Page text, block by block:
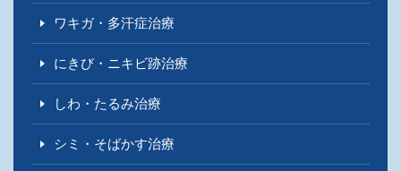
ワキガ・多汗症治療
にきび・ニキビ跡治療
しわ・たるみ治療
シミ・そばかす治療